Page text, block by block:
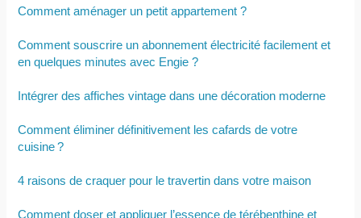
Comment aménager un petit appartement ?
Comment souscrire un abonnement électricité facilement et
en quelques minutes avec Engie ?
Intégrer des affiches vintage dans une décoration moderne
Comment éliminer définitivement les cafards de votre
cuisine ?
4 raisons de craquer pour le travertin dans votre maison
Comment doser et appliquer l’essence de térébenthine et